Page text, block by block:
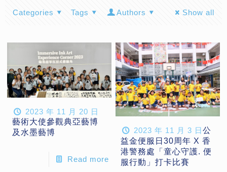
Categories Tags Authors Show all
2023 年 11 月 20 日
藝術大使參觀典亞藝博
及水墨藝博
Read more
2023 年 11 月 3 日公
益金便服日30周年 X 香
港警務處「童心守護. 便
服行動」打卡比賽